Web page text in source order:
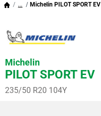
... Michelin PILOT SPORT EV
Michelin
PILOT SPORT EV
235/50 R20 104Y